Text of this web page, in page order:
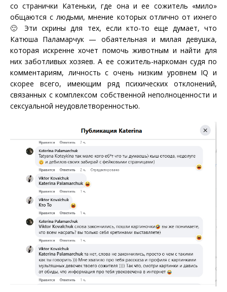
со странички Катеньки, где она и ее сожитель «мило»
общаются с людьми, мнение которых отлично от ихнего
🙂 Эти скрины для тех, если кто-то еще думает, что
Катюша Паламарчук — обаятельная и милая девушка,
которая искренне хочет помочь животным и найти для
них заботливых хозяев. А ее сожитель-наркоман судя по
комментариям, личность с очень низким уровнем IQ и
скорее всего, имеющим ряд психических отклонений,
связанных с комплексом собственной неполноценности и
сексуальной неудовлетворенностью.